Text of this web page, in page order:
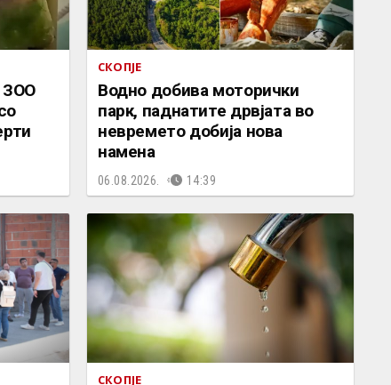
ЗОО
СКОПЈЕ
Водно добива моторички
парк, паднатите дрвјата во
невремето добија нова
намена
06.08.2026. 14:39
СКОПЈЕ